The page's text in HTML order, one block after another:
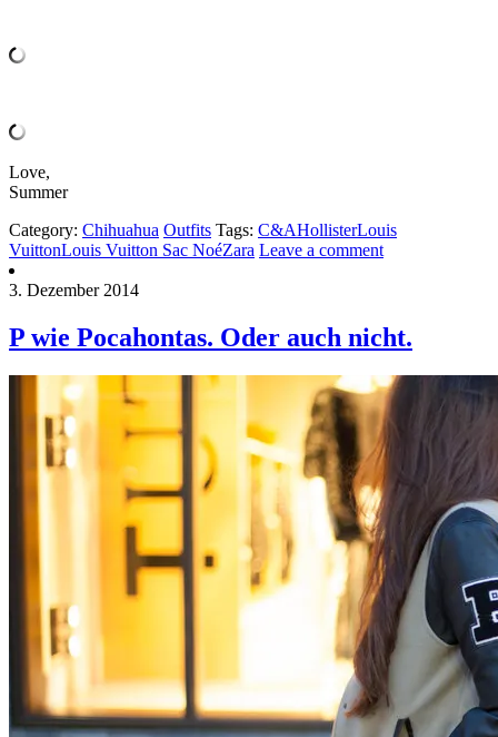
Love,
Summer
Category: Chihuahua Outfits Tags: C&AHollisterLouis
VuittonLouis Vuitton Sac NoéZara Leave a comment
3. Dezember 2014
P wie Pocahontas. Oder auch nicht.